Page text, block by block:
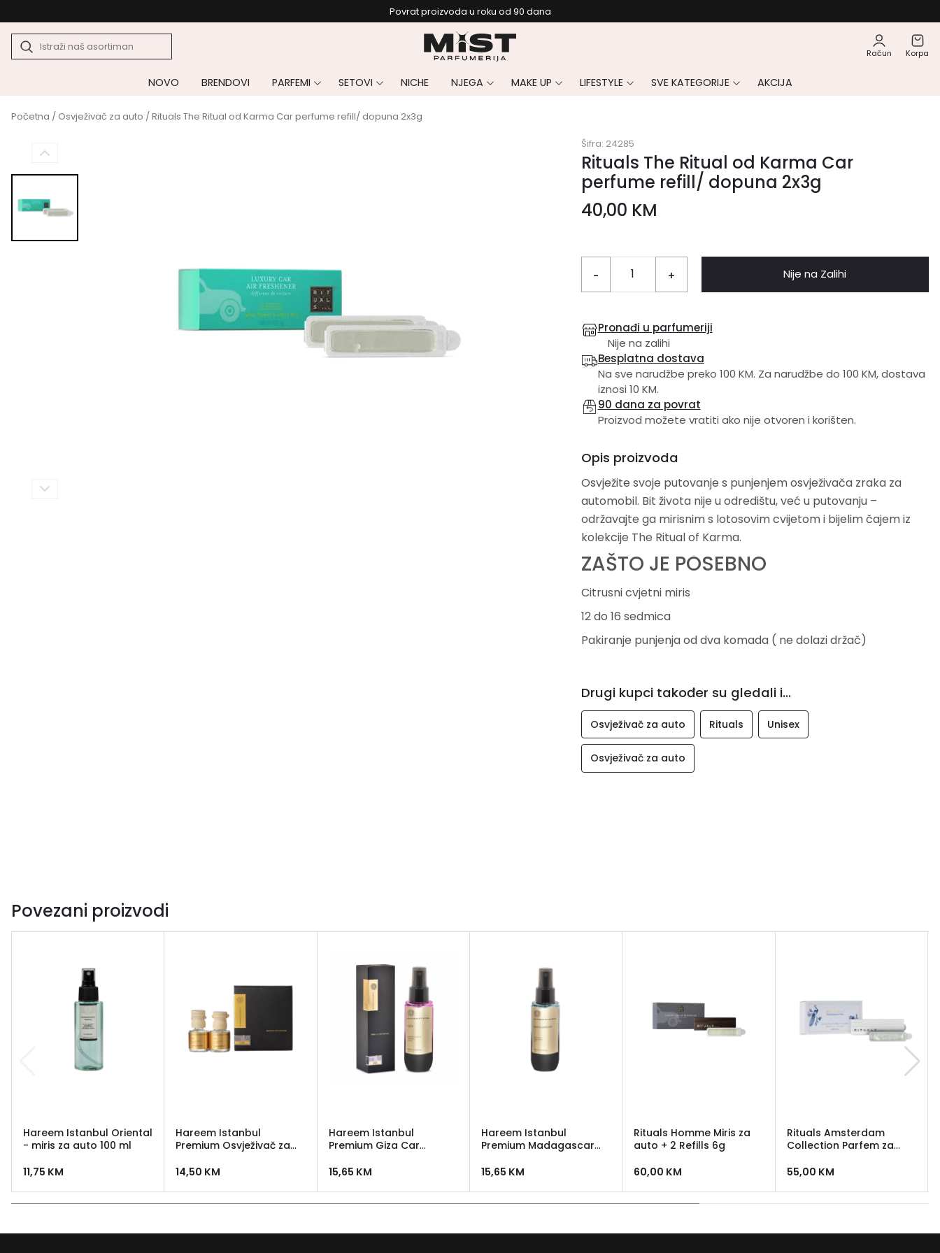
Povrat proizvoda u roku od 90 dana
Račun Korpa
NOVO BRENDOVI PARFEMI SETOVI NICHE NJEGA MAKE UP LIFESTYLE SVE KATEGORIJE AKCIJA
Početna / Osvježivač za auto / Rituals The Ritual od Karma Car perfume refill/ dopuna 2x3g
Šifra: 24285
Rituals The Ritual od Karma Car
perfume refill/ dopuna 2x3g
40,00 KM
- + Nije na Zalihi
Pronađi u parfumeriji
Nije na zalihi
Besplatna dostava
Na sve narudžbe preko 100 KM. Za narudžbe do 100 KM, dostava
iznosi 10 KM.
90 dana za povrat
Proizvod možete vratiti ako nije otvoren i korišten.
Opis proizvoda
Osvježite svoje putovanje s punjenjem osvježivača zraka za
automobil. Bit života nije u odredištu, već u putovanju –
održavajte ga mirisnim s lotosovim cvijetom i bijelim čajem iz
kolekcije The Ritual of Karma.
ZAŠTO JE POSEBNO
Citrusni cvjetni miris
12 do 16 sedmica
Pakiranje punjenja od dva komada ( ne dolazi držač)
Drugi kupci također su gledali i...
Osvježivač za auto Rituals Unisex
Osvježivač za auto
Povezani proizvodi
Hareem Istanbul Oriental
- miris za auto 100 ml
11,75 KM
Hareem Istanbul
Premium Osvježivač za
14,50 KM
Hareem Istanbul
Premium Giza Car
auto
15,65 KM
Hareem Istanbul
Premium Madagascar
miris za auto
15,65 KM
Rituals Homme Miris za
auto + 2 Refills 6g
60,00 KM
Rituals Amsterdam
Collection Parfem za
55,00 KM